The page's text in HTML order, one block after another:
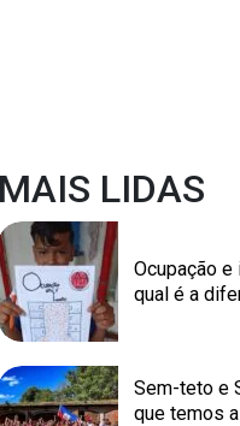
MAIS LIDAS
Ocupação
qual é a
Sem-teto e
que temos